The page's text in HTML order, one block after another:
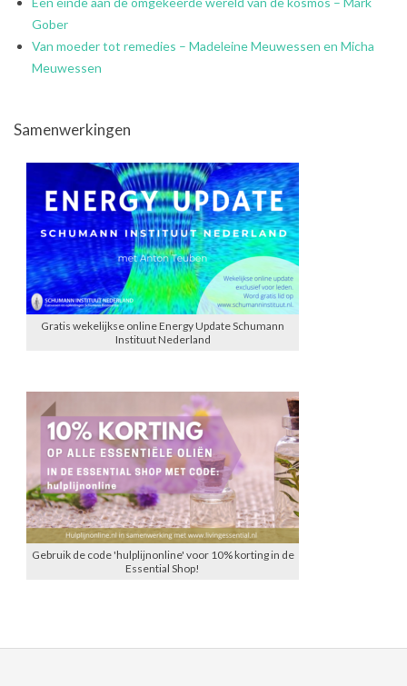
Gober
Van moeder tot remedies – Madeleine Meuwessen en Micha
Meuwessen
Samenwerkingen
Gratis wekelijkse online Energy Update Schumann
Instituut Nederland
Gebruik de code 'hulplijnonline' voor 10% korting in de
Essential Shop!